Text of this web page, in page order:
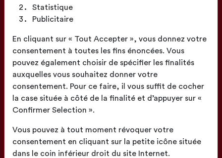
Statistique
Publicitaire
En cliquant sur « Tout Accepter », vous donnez votre
consentement à toutes les fins énoncées. Vous
pouvez également choisir de spécifier les finalités
auxquelles vous souhaitez donner votre
consentement. Pour ce faire, il vous suffit de cocher
la case située à côté de la finalité et d’appuyer sur «
Confirmer Selection ».
Vous pouvez à tout moment révoquer votre
consentement en cliquant sur la petite icône située
dans le coin inférieur droit du site Internet.
Fabrication
Française
proche de chez vous